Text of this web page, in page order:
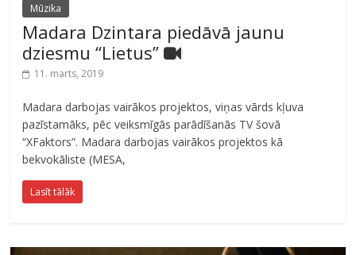
Mūzika
Madara Dzintara piedāvā jaunu
dziesmu “Lietus”
11. marts, 2019
Madara darbojas vairākos projektos, viņas vārds kļuva
pazīstamāks, pēc veiksmīgās parādīšanās TV šovā
“XFaktors”. Madara darbojas vairākos projektos kā
bekvokāliste (MESA,
Lasīt tālāk